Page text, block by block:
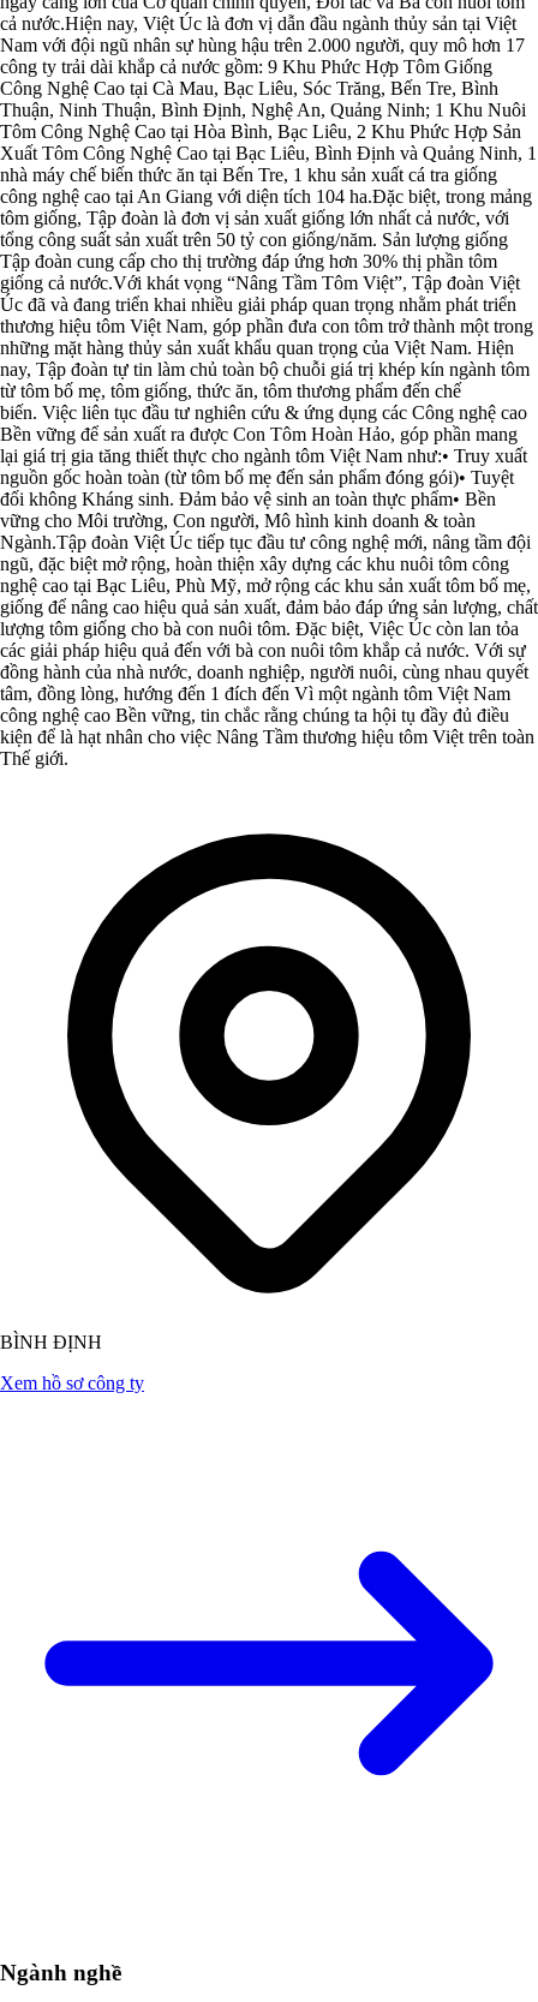
cả nước.Hiện nay, Việt Úc là đơn vị dẫn đầu ngành thủy sản tại Việt
Nam với đội ngũ nhân sự hùng hậu trên 2.000 người, quy mô hơn 17
công ty trải dài khắp cả nước gồm: 9 Khu Phức Hợp Tôm Giống
Công Nghệ Cao tại Cà Mau, Bạc Liêu, Sóc Trăng, Bến Tre, Bình
Thuận, Ninh Thuận, Bình Định, Nghệ An, Quảng Ninh; 1 Khu Nuôi
Tôm Công Nghệ Cao tại Hòa Bình, Bạc Liêu, 2 Khu Phức Hợp Sản
Xuất Tôm Công Nghệ Cao tại Bạc Liêu, Bình Định và Quảng Ninh, 1
nhà máy chế biến thức ăn tại Bến Tre, 1 khu sản xuất cá tra giống
công nghệ cao tại An Giang với diện tích 104 ha.Đặc biệt, trong mảng
tôm giống, Tập đoàn là đơn vị sản xuất giống lớn nhất cả nước, với
tổng công suất sản xuất trên 50 tỷ con giống/năm. Sản lượng giống
Tập đoàn cung cấp cho thị trường đáp ứng hơn 30% thị phần tôm
giống cả nước.Với khát vọng “Nâng Tầm Tôm Việt”, Tập đoàn Việt
Úc đã và đang triển khai nhiều giải pháp quan trọng nhằm phát triển
thương hiệu tôm Việt Nam, góp phần đưa con tôm trở thành một trong
những mặt hàng thủy sản xuất khẩu quan trọng của Việt Nam. Hiện
nay, Tập đoàn tự tin làm chủ toàn bộ chuỗi giá trị khép kín ngành tôm
từ tôm bố mẹ, tôm giống, thức ăn, tôm thương phẩm đến chế
biến. Việc liên tục đầu tư nghiên cứu & ứng dụng các Công nghệ cao
Bền vững để sản xuất ra được Con Tôm Hoàn Hảo, góp phần mang
lại giá trị gia tăng thiết thực cho ngành tôm Việt Nam như:• Truy xuất
nguồn gốc hoàn toàn (từ tôm bố mẹ đến sản phẩm đóng gói)• Tuyệt
đối không Kháng sinh. Đảm bảo vệ sinh an toàn thực phẩm• Bền
vững cho Môi trường, Con người, Mô hình kinh doanh & toàn
Ngành.Tập đoàn Việt Úc tiếp tục đầu tư công nghệ mới, nâng tầm đội
ngũ, đặc biệt mở rộng, hoàn thiện xây dựng các khu nuôi tôm công
nghệ cao tại Bạc Liêu, Phù Mỹ, mở rộng các khu sản xuất tôm bố mẹ,
giống để nâng cao hiệu quả sản xuất, đảm bảo đáp ứng sản lượng, chất
lượng tôm giống cho bà con nuôi tôm. Đặc biệt, Việc Úc còn lan tỏa
các giải pháp hiệu quả đến với bà con nuôi tôm khắp cả nước. Với sự
đồng hành của nhà nước, doanh nghiệp, người nuôi, cùng nhau quyết
tâm, đồng lòng, hướng đến 1 đích đến Vì một ngành tôm Việt Nam
công nghệ cao Bền vững, tin chắc rằng chúng ta hội tụ đầy đủ điều
kiện để là hạt nhân cho việc Nâng Tầm thương hiệu tôm Việt trên toàn
Thế giới.
BÌNH ĐỊNH
Xem hồ sơ công ty
Ngành nghề